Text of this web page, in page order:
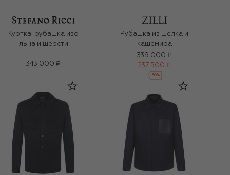
Куртка-рубашка изо
льна и шерсти
343 000 ₽
Рубашка из шелка и
кашемира
339 000 ₽
237 500 ₽
-30%